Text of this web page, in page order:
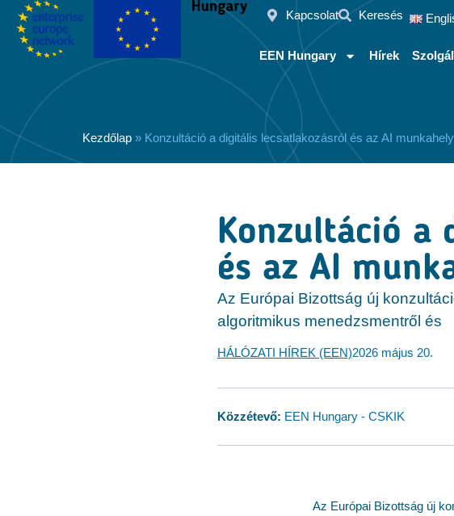
Kapcsolat Keresés
EEN Hungary Hírek
Kezdőlap » Konzultáció a digitális lecsatlakozásról és az AI
Konzultáció a
és az AI
Az Európai Bizottság új
algoritmikus menedzsmentről és
HÁLÓZATI HÍREK (EEN)2026 május 20.
Közzétevő: EEN Hungary - CSKIK
Az Európai Bizottság új